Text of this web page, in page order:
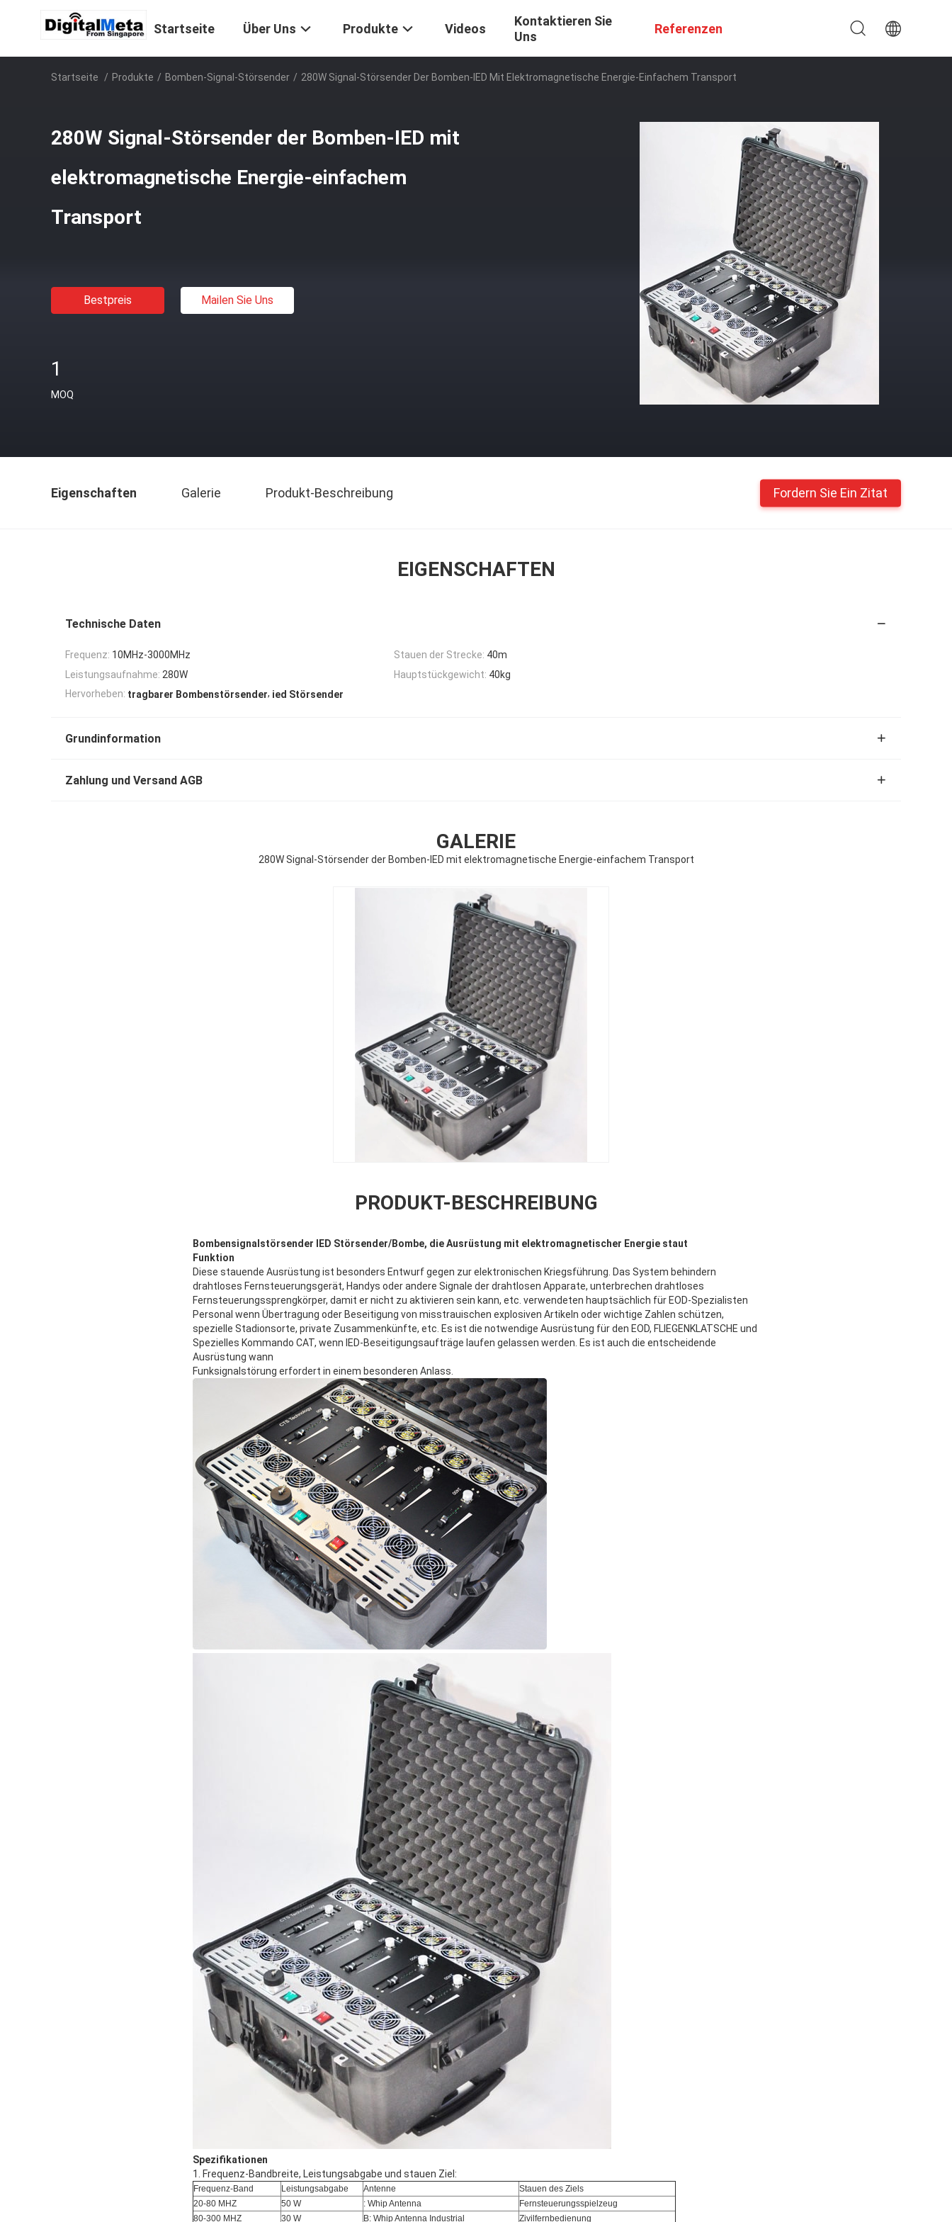
Startseite Über Uns Produkte Videos
Kontaktieren Sie
Uns
Referenzen
Startseite / Produkte / Bomben-Signal-Störsender / 280W Signal-Störsender Der Bomben-IED Mit Elektromagnetische Energie-Einfachem Transport
280W Signal-Störsender der Bomben-IED mit
elektromagnetische Energie-einfachem
Transport
Bestpreis Mailen Sie Uns
1
MOQ
Eigenschaften Galerie Produkt-Beschreibung Fordern Sie Ein Zitat
EIGENSCHAFTEN
Technische Daten
Frequenz: 10MHz-3000MHz Stauen der Strecke: 40m
Leistungsaufnahme: 280W Hauptstückgewicht: 40kg
Hervorheben: tragbarer Bombenstörsender, ied Störsender
Grundinformation
Zahlung und Versand AGB
GALERIE
280W Signal-Störsender der Bomben-IED mit elektromagnetische Energie-einfachem Transport
PRODUKT-BESCHREIBUNG
Bombensignalstörsender IED Störsender/Bombe, die Ausrüstung mit elektromagnetischer Energie staut
Funktion
Diese stauende Ausrüstung ist besonders Entwurf gegen zur elektronischen Kriegsführung. Das System behindern
drahtloses Fernsteuerungsgerät, Handys oder andere Signale der drahtlosen Apparate, unterbrechen drahtloses
Fernsteuerungssprengkörper, damit er nicht zu aktivieren sein kann, etc. verwendeten hauptsächlich für EOD-Spezialisten
Personal wenn Übertragung oder Beseitigung von misstrauischen explosiven Artikeln oder wichtige Zahlen schützen,
spezielle Stadionsorte, private Zusammenkünfte, etc. Es ist die notwendige Ausrüstung für den EOD, FLIEGENKLATSCHE und
Spezielles Kommando CAT, wenn IED-Beseitigungsaufträge laufen gelassen werden. Es ist auch die entscheidende
Ausrüstung wann
Funksignalstörung erfordert in einem besonderen Anlass.
Spezifikationen
1. Frequenz-Bandbreite, Leistungsabgabe und stauen Ziel:
Frequenz-Band Leistungsabgabe Antenne
Stauen des Ziels
20-80 MHZ
50 W : Whip Antenna
Fernsteuerungsspielzeug
80-300 MHZ
30 W B: Whip Antenna Industrial
Zivilfernbedienung